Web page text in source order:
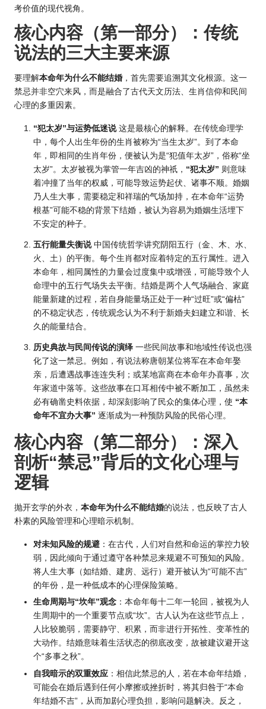
考价值的现代视角。
核心内容（第一部分）：传统
说法的三大主要来源
要理解本命年为什么不能结婚 ，首先需要追溯其文化根源。这一
禁忌并非空穴来风，而是融合了古代天文历法、 生肖信仰和民间
心理的多重因素。
“犯太岁”与运势低迷说这是最核心的解释。在传统命理学
中，每个人出生年份的生肖被称为“当生太岁”。到了本命
年，即相同的生肖年份 ，便被认为是“犯值年太岁”，俗称“坐
太岁”。太岁被视为掌管一年吉凶的神祇， “犯太岁” 则意味
着冲撞了当年的权威，可能导致运势起伏、诸事不顺。婚姻
乃人生大事，需要稳定和祥瑞的气场加持，在本命年“运势
根基”可能不稳的背景下结婚，被认为容易为婚姻生活埋下
不安定的种子。
五行能量失衡说中国传统哲学讲究阴阳五行（金、木、水、
火、土）的平衡。每个生肖都对应着特定的五行属性。进入
本命年，相同属性的力量会过度集中或增强，可能导致个人
命理中的五行气场失去平衡。结婚是两个人气场融合、家庭
能量新建的过程，若自身能量场正处于一种“过旺”或“偏枯”
的不稳定状态，传统观念认为不利于新婚夫妇建立和谐、长
久的能量结合。
历史典故与民间传说的演绎 一些民间故事和地域性传说也强
化了这一禁忌。例如，有说法称唐朝某位将军在本命年娶
亲，后遭遇战事连连失利；或某地富商在本命年办喜事，次
年家道中落等。这些故事在口耳相传中被不断加工，虽然未
必有确凿史料依据，却深刻影响了民众的集体心理，使 “本
命年不宜办大事” 逐渐成为一种预防风险的民俗心理。
核心内容（第二部分）：深入
剖析“禁忌”背后的文化心理与
逻辑
抛开玄学的外衣， 本命年为什么不能结婚的说法，也反映了古人
朴素的风险管理和心理暗示机制。
对未知风险的规避 ：在古代，人们对自然和命运的掌控力较
弱，因此倾向于通过遵守各种禁忌来规避不可预知的风险。
将人生大事（如结婚、建房、远行）避开被认为“可能不吉”
的年份，是一种低成本的心理保险策略。
生命周期与“坎年”观念 ：本命年每十二年一轮回，被视为人
生周期中的一个重要节点或“坎”。古人认为在这些节点上，
人比较脆弱，需要静守、积累，而非进行开拓性、变革性的
大动作。结婚意味着生活状态的彻底改变，故被建议避开这
个“多事之秋”。
自我暗示的双重效应 ：相信此禁忌的人，若在本命年结婚，
可能会在婚后遇到任何小摩擦或挫折时，将其归咎于“本命
年结婚不吉”，从而加剧心理负担，影响问题解决。反之，